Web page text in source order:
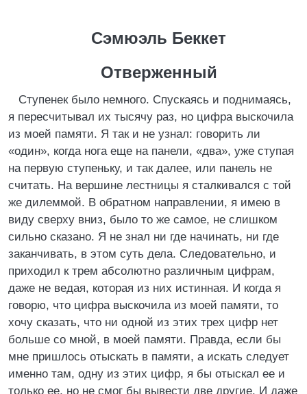
Сэмюэль Беккет
Отверженный
Ступенек было немного. Спускаясь и поднимаясь,
я пересчитывал их тысячу раз, но цифра выскочила
из моей памяти. Я так и не узнал: говорить ли
«один», когда нога еще на панели, «два», уже ступая
на первую ступеньку, и так далее, или панель не
считать. На вершине лестницы я сталкивался с той
же дилеммой. В обратном направлении, я имею в
виду сверху вниз, было то же самое, не слишком
сильно сказано. Я не знал ни где начинать, ни где
заканчивать, в этом суть дела. Следовательно, и
приходил к трем абсолютно различным цифрам,
даже не ведая, которая из них истинная. И когда я
говорю, что цифра выскочила из моей памяти, то
хочу сказать, что ни одной из этих трех цифр нет
больше со мной, в моей памяти. Правда, если бы
мне пришлось отыскать в памяти, а искать следует
именно там, одну из этих цифр, я бы отыскал ее и
только ее, но не смог бы вывести две другие. И даже